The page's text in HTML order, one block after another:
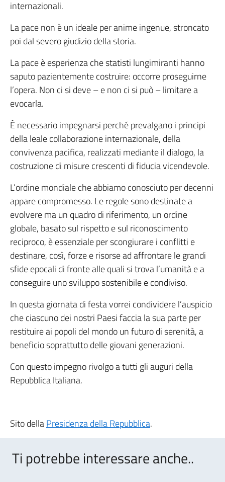
internazionali.
La pace non è un ideale per anime ingenue, stroncato
poi dal severo giudizio della storia.
La pace è esperienza che statisti lungimiranti hanno
saputo pazientemente costruire: occorre proseguirne
l’opera. Non ci si deve – e non ci si può – limitare a
evocarla.
È necessario impegnarsi perché prevalgano i principi
della leale collaborazione internazionale, della
convivenza pacifica, realizzati mediante il dialogo, la
costruzione di misure crescenti di fiducia vicendevole.
L’ordine mondiale che abbiamo conosciuto per decenni
appare compromesso. Le regole sono destinate a
evolvere ma un quadro di riferimento, un ordine
globale, basato sul rispetto e sul riconoscimento
reciproco, è essenziale per scongiurare i conflitti e
destinare, così, forze e risorse ad affrontare le grandi
sfide epocali di fronte alle quali si trova l’umanità e a
conseguire uno sviluppo sostenibile e condiviso.
In questa giornata di festa vorrei condividere l’auspicio
che ciascuno dei nostri Paesi faccia la sua parte per
restituire ai popoli del mondo un futuro di serenità, a
beneficio soprattutto delle giovani generazioni.
Con questo impegno rivolgo a tutti gli auguri della
Repubblica Italiana.
Sito dellaPresidenza della Repubblica.
Ti potrebbe interessare anche..